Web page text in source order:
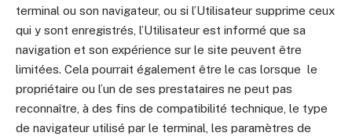
terminal ou son navigateur, ou si l’Utilisateur supprime ceux
qui y sont enregistrés, l’Utilisateur est informé que sa
navigation et son expérience sur le site peuvent être
limitées. Cela pourrait également être le cas lorsque le
propriétaire ou l’un de ses prestataires ne peut pas
reconnaître, à des fins de compatibilité technique, le type
de navigateur utilisé par le terminal, les paramètres de